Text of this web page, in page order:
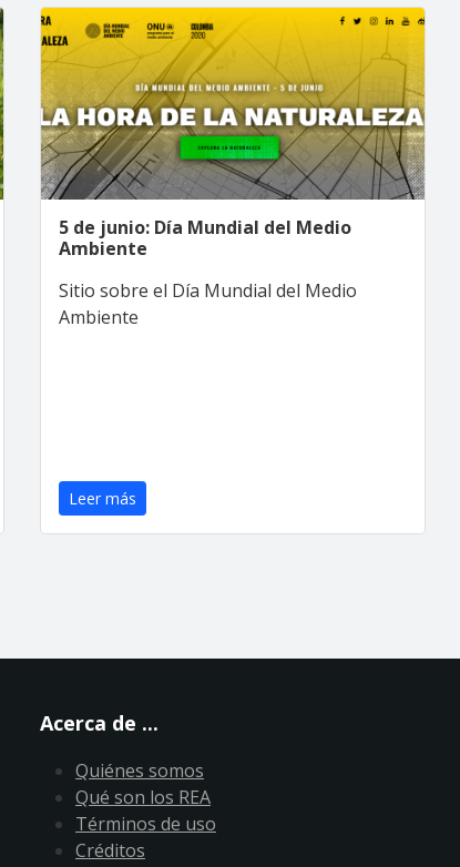
5 de junio: Día Mundial del Medio
Ambiente
Sitio sobre el Día Mundial del Medio
Ambiente
Leer más
Acerca de ...
Quiénes somos
Qué son los REA
Términos de uso
Créditos